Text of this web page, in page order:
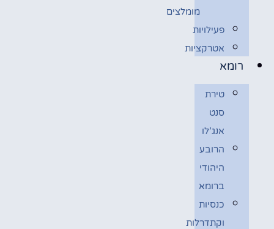
מומלצים
פעילויות
אטרקציות
רומא
טירת
סנט
אנג’לו
הרובע
היהודי
ברומא
כנסיות
וקתדרלות